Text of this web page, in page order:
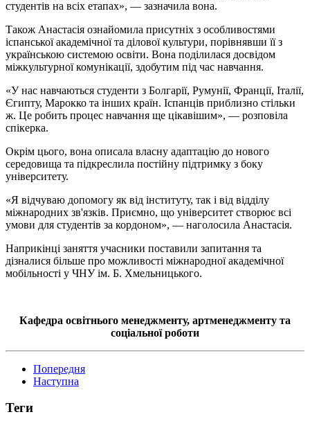
студентів на всіх етапах», — зазначила вона.
Також Анастасія ознайомила присутніх з особливостями
іспанської академічної та ділової культури, порівнявши її з
українською системою освіти. Вона поділилася досвідом
міжкультурної комунікації, здобутим під час навчання.
«У нас навчаються студенти з Болгарії, Румунії, Франції, Італії,
Єгипту, Марокко та інших країн. Іспанців приблизно стільки
ж. Це робить процес навчання ще цікавішим», — розповіла
спікерка.
Окрім цього, вона описала власну адаптацію до нового
середовища та підкреслила постійну підтримку з боку
університету.
«Я відчуваю допомогу як від інституту, так і від відділу
міжнародних зв'язків. Приємно, що університет створює всі
умови для студентів за кордоном», — наголосила Анастасія.
Наприкінці заняття учасники поставили запитання та
дізналися більше про можливості міжнародної академічної
мобільності у ЧНУ ім. Б. Хмельницького.
Кафедра освітнього менеджменту, артменеджменту та
соціальної роботи
Попередня
Наступна
Теги